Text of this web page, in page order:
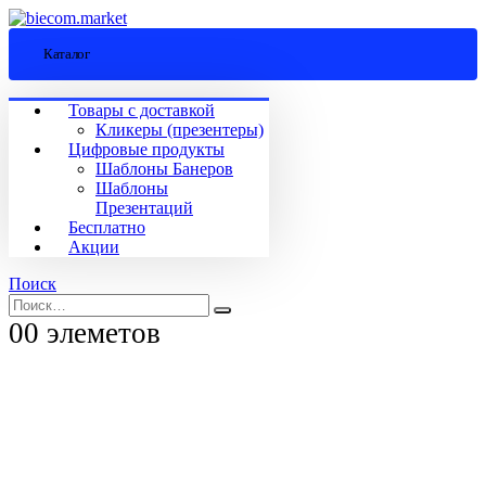
Каталог
Товары с доставкой
Кликеры (презентеры)
Цифровые продукты
Шаблоны Банеров
Шаблоны
Презентаций
Бесплатно
Акции
Поиск
00 элеметов